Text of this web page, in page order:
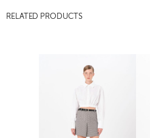
RELATED PRODUCTS